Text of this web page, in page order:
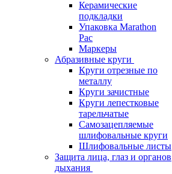
Керамические
подкладки
Упаковка Marathon
Pac
Маркеры
Абразивные круги
Круги отрезные по
металлу
Круги зачистные
Круги лепестковые
тарельчатые
Самозацепляемые
шлифовальные круги
Шлифовальные листы
Защита лица, глаз и органов
дыхания